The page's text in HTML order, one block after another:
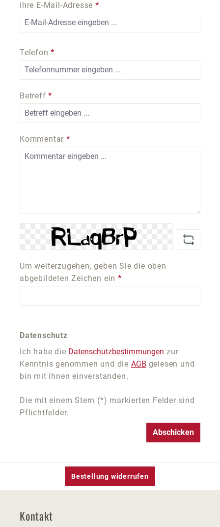
Ihre E-Mail-Adresse *
Telefon*
Betreff*
Kommentar *
Um weiterzugehen, geben Sie die oben
abgebildeten Zeichen ein*
Datenschutz
Ich habe die Datenschutzbestimmungen zur
Kenntnis genommen und die AGB gelesen und
bin mit ihnen einverstanden.
Die mit einem Stern (*) markierten Felder sind
Pflichtfelder.
Abschicken
Bestellung widerrufen
Kontakt